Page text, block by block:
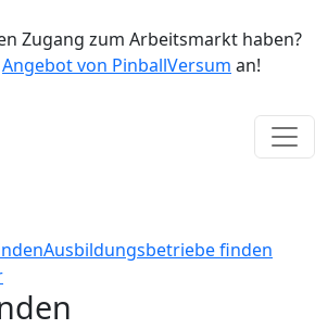
Zugang zum Arbeitsmarkt haben?
Angebot von PinballVersum an!
Ausbildungsbetriebe finden